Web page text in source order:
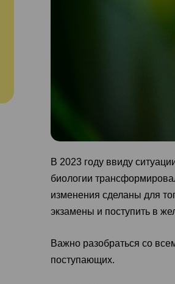
В 2023 году ввиду
биологии
изменения сделаны для
экзамены и поступить в
Важно разобраться со
поступающих.